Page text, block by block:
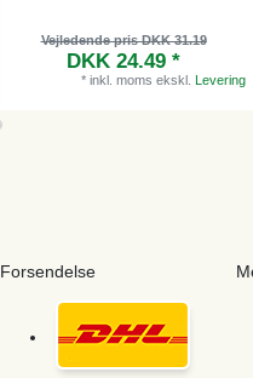
Vejledende pris DKK 31.19
DKK 24.49 *
* inkl. moms ekskl. Levering
Forsendelse